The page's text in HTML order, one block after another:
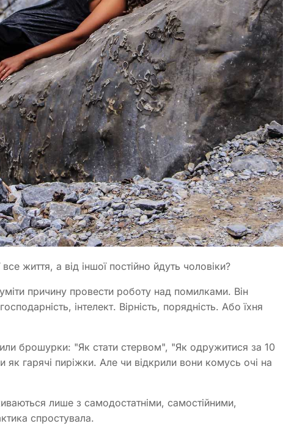
життя, а від іншої постійно йдуть чоловіки?
причину провести роботу над помилками. Він
інтелект. Вірність, порядність. Або їхня
брошурки: "Як стати стервом", "Як одружитися за 10
як гарячі пиріжки. Але чи відкрили вони комусь очі на
лише з самодостатніми, самостійними,
спростувала.